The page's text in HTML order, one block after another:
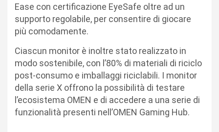
Ease con certificazione EyeSafe oltre ad un
supporto regolabile, per consentire di giocare
più comodamente.
Ciascun monitor è inoltre stato realizzato in
modo sostenibile, con l’80% di materiali di riciclo
post-consumo e imballaggi riciclabili. I monitor
della serie X offrono la possibilità di testare
l’ecosistema OMEN e di accedere a una serie di
funzionalità presenti nell’OMEN Gaming Hub.